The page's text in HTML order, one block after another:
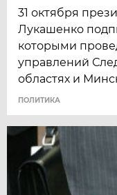
31 октября
Лукашенко
которыми
управлений
областях и
ПОЛИТИКА